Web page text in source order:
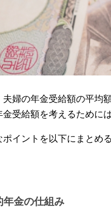
夫婦の年金受給額の平均
金受給額を考えるために
ポイントを以下にまとめ
年金の仕組み